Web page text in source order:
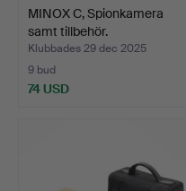
MINOX C, Spionkamera
samt tillbehör.
Klubbades 29 dec 2025
9 bud
74 USD